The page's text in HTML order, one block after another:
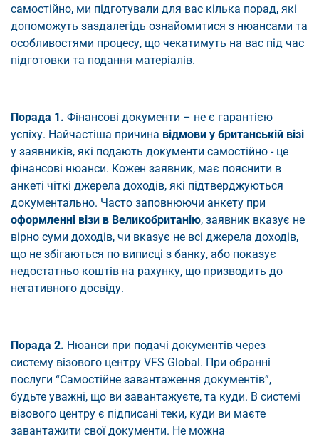
самостійно, ми підготували для вас кілька порад, які
допоможуть заздалегідь ознайомитися з нюансами та
особливостями процесу, що чекатимуть на вас під час
підготовки та подання матеріалів.
Порада 1. Фінансові документи – не є гарантією
успіху. Найчастіша причина відмови у британській візі
у заявників, які подають документи самостійно - це
фінансові нюанси. Кожен заявник, має пояснити в
анкеті чіткі джерела доходів, які підтверджуються
документально. Часто заповнюючи анкету при
оформленні візи в Великобританію, заявник вказує не
вірно суми доходів, чи вказує не всі джерела доходів,
що не збігаються по виписці з банку, або показує
недостатньо коштів на рахунку, що призводить до
негативного досвіду.
Порада 2. Нюанси при подачі документів через
систему візового центру VFS Global. При обранні
послуги “Самостійне завантаження документів”,
будьте уважні, що ви завантажуєте, та куди. В системі
візового центру є підписані теки, куди ви маєте
завантажити свої документи. Не можна